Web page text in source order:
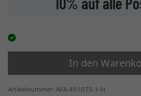
In den
Artikelnummer: AFA-401075-1-H